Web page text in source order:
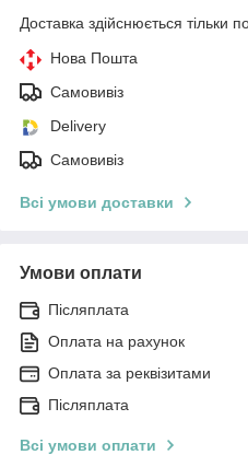
Доставка здійснюється тільки
Нова Пошта
Самовивіз
Delivery
Самовивіз
Всі умови доставки
Умови оплати
Післяплата
Оплата на рахунок
Оплата за реквізитами
Післяплата
Всі умови оплати